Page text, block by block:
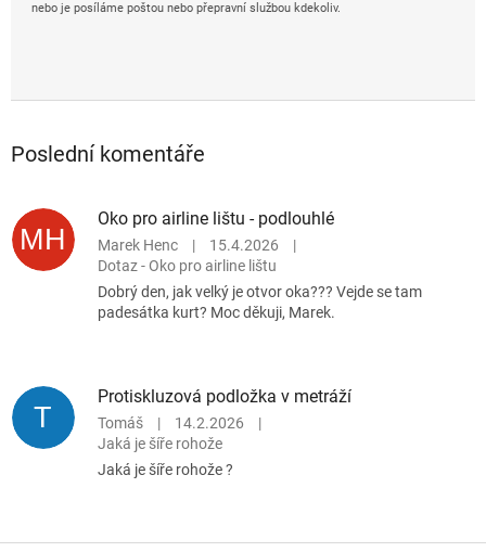
nebo je posíláme poštou nebo přepravní službou kdekoliv.
Poslední komentáře
MH
Oko pro airline lištu - podlouhlé
Marek Henc | 15.4.2026
|
Dotaz - Oko pro airline lištu
Dobrý den, jak velký je otvor oka??? Vejde se tam
padesátka kurt? Moc děkuji, Marek.
T
Protiskluzová podložka v metráží
Tomáš | 14.2.2026
|
Jaká je šíře rohože
Jaká je šíře rohože ?